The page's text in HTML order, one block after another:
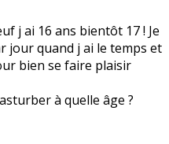
j ai 16 ans bientôt 17 ! Je
jour quand j ai le temps et
bien se faire plaisir
à quelle âge ?